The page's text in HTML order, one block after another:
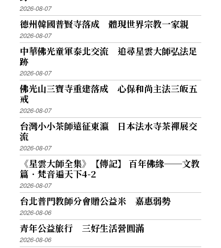
2026-08-07
德州韓國普賢寺落成 體現世界宗教一家親
2026-08-07
中華佛光童軍泰北交流 追尋星雲大師弘法足
跡
2026-08-07
佛光山三寶寺重建落成 心保和尚主法三皈五
戒
2026-08-07
台灣小小茶師遠征東瀛 日本法水寺茶禪展交
流
2026-08-07
《星雲大師全集》【傳記】 百年佛緣──文教
篇．梵音遍天下4-2
2026-08-07
台北普門教師分會贈公益米 嘉惠弱勢
2026-08-06
青年公益旅行 三好生活營圓滿
2026-08-06